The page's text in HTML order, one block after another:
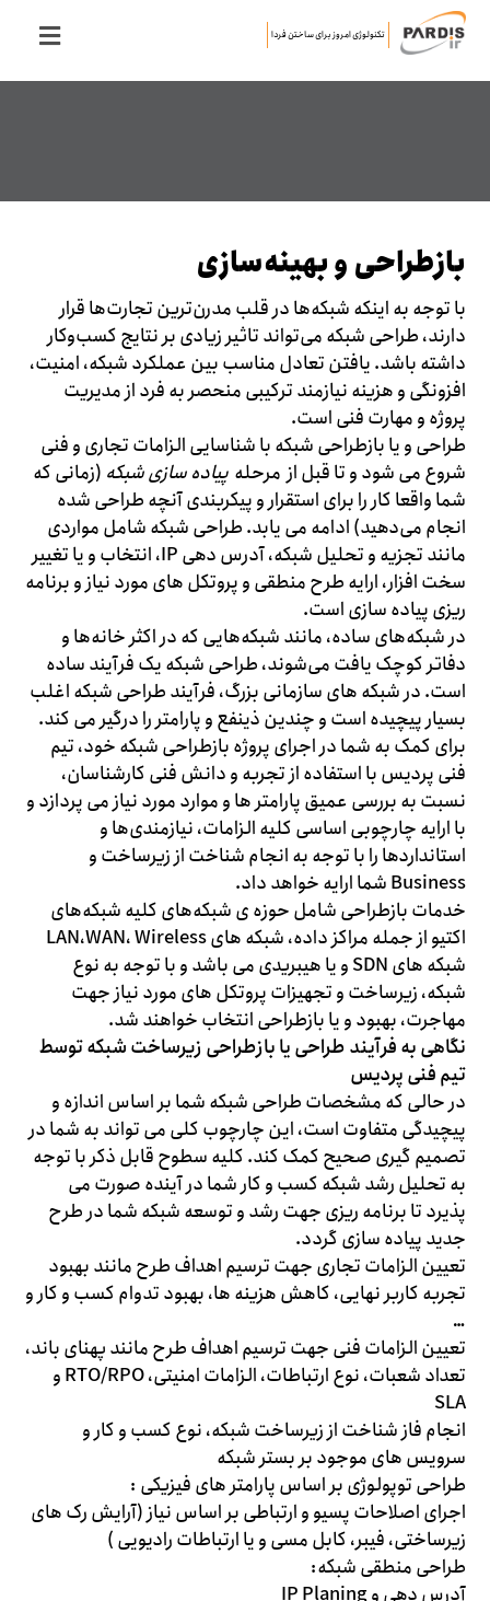
تکنولوژی امروز برای ساختن فردا
بازطراحی و بهینه‌سازی
با توجه به اینکه شبکه‌ها در قلب مدرن‌ترین تجارت‌ها قرار
دارند، طراحی شبکه می‌تواند تاثیر زیادی بر نتایج کسب‌وکار
داشته باشد. یافتن تعادل مناسب بین عملکرد شبکه، امنیت،
افزونگی و هزینه نیازمند ترکیبی منحصر به فرد از مدیریت
پروژه و مهارت فنی است.
طراحی و یا بازطراحی شبکه با شناسایی الزامات تجاری و فنی
شروع می شود و تا قبل از مرحلهپیاده سازی شبکه (زمانی که
شما واقعا کار را برای استقرار و پیکربندی آنچه طراحی شده
انجام می‌دهید) ادامه می یابد. طراحی شبکه شامل مواردی
مانند تجزیه و تحلیل شبکه، آدرس دهی IP، انتخاب و یا تغییر
سخت افزار، ارایه طرح منطقی و پروتکل های مورد نیاز و برنامه
ریزی پیاده سازی است.
در شبکه‌های ساده، مانند شبکه‌هایی که در اکثر خانه‌ها و
دفاتر کوچک یافت می‌شوند، طراحی شبکه یک فرآیند ساده
است. در شبکه های سازمانی بزرگ، فرآیند طراحی شبکه اغلب
بسیار پیچیده است و چندین ذینفع و پارامتر را درگیر می کند.
برای کمک به شما در اجرای پروژه بازطراحی شبکه خود، تیم
فنی پردیس با استفاده از تجربه و دانش فنی کارشناسان،
نسبت به بررسی عمیق پارامتر ها و موارد مورد نیاز می پردازد و
با ارایه چارچوبی اساسی کلیه الزامات، نیازمندی‌ها و
استانداردها را با توجه به انجام شناخت از زیرساخت و
Business شما ارایه خواهد داد.
خدمات بازطراحی شامل حوزه ی شبکه‌های کلیه شبکه‌های
اکتیو از جمله مراکز داده، شبکه های LAN،WAN، Wireless
شبکه های SDN و یا هیبریدی می باشد و با توجه به نوع
شبکه، زیرساخت و تجهیزات پروتکل های مورد نیاز جهت
مهاجرت، بهبود و یا بازطراحی انتخاب خواهند شد.
نگاهی به فرآیند طراحی یا بازطراحی زیرساخت شبکه توسط
تیم فنی پردیس
در حالی که مشخصات طراحی شبکه شما بر اساس اندازه و
پیچیدگی متفاوت است، این چارچوب کلی می تواند به شما در
تصمیم گیری صحیح کمک کند. کلیه سطوح قابل ذکر با توجه
به تحلیل رشد شبکه کسب و کار شما در آینده صورت می
پذیرد تا برنامه ریزی جهت رشد و توسعه شبکه شما در طرح
جدید پیاده سازی گردد.
تعیین الزامات تجاری جهت ترسیم اهداف طرح مانند بهبود
تجربه کاربر نهایی، کاهش هزینه ها، بهبود تدوام کسب و کار و
…
تعیین الزامات فنی جهت ترسیم اهداف طرح مانند پهنای باند،
تعداد شعبات، نوع ارتباطات، الزامات امنیتی، RTO/RPO و
SLA
انجام فاز شناخت از زیرساخت شبکه، نوع کسب و کار و
سرویس های موجود بر بستر شبکه
طراحی توپولوژی بر اساس پارامتر های فیزیکی :
اجرای اصلاحات پسیو و ارتباطی بر اساس نیاز (آرایش رک های
زیرساختی، فیبر، کابل مسی و یا ارتباطات رادیویی )
طراحی منطقی شبکه:
آدرس دهی و IP Planing